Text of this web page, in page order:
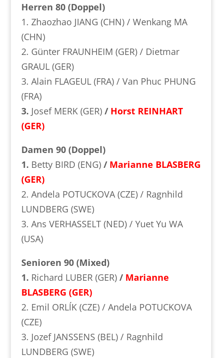
Herren 80 (Doppel)
1. Zhaozhao JIANG (CHN) / Wenkang MA
(CHN)
2. Günter FRAUNHEIM (GER) / Dietmar
GRAUL (GER)
3. Alain FLAGEUL (FRA) / Van Phuc PHUNG
(FRA)
3. Josef MERK (GER)/ Horst REINHART
(GER)
Damen 90 (Doppel)
1. Betty BIRD (ENG)/ Marianne BLASBERG
(GER)
2. Andela POTUCKOVA (CZE) / Ragnhild
LUNDBERG (SWE)
3. Ans VERHASSELT (NED) / Yuet Yu WA
(USA)
Senioren 90 (Mixed)
1. Richard LUBER (GER)/ Marianne
BLASBERG (GER)
2. Emil ORLÍK (CZE) / Andela POTUCKOVA
(CZE)
3. Jozef JANSSENS (BEL) / Ragnhild
LUNDBERG (SWE)